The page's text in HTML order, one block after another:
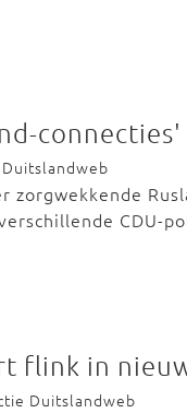
connecties'
zorgwekkende
CDU-
flink in
Duitslandweb